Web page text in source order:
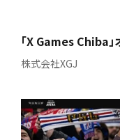
「X Games Chiba」
株式会社XGJ